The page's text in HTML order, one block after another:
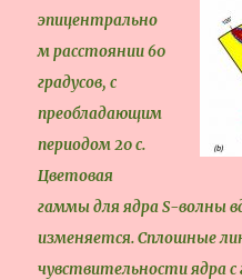
эпицентрально
м расстоянии 60
градусов, с
преобладающим
периодом 20 с.
Цветовая
гаммы для ядра S-волны
изменяется. Сплошные
чувствительности ядра с